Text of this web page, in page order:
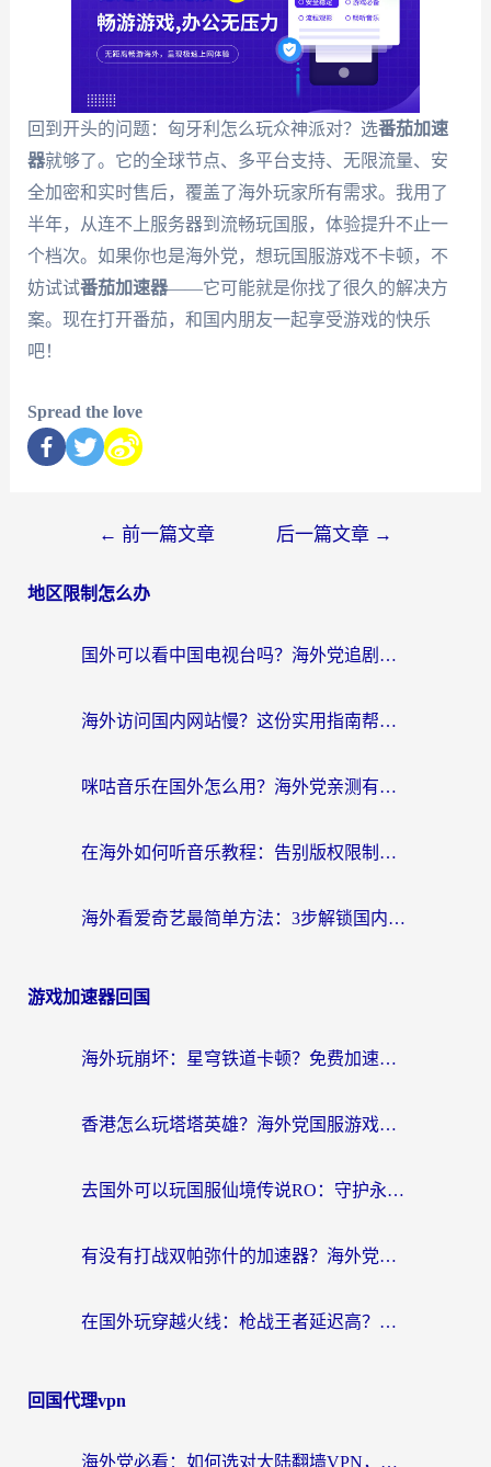
回到开头的问题：匈牙利怎么玩众神派对？选番茄加速
器就够了。它的全球节点、多平台支持、无限流量、安
全加密和实时售后，覆盖了海外玩家所有需求。我用了
半年，从连不上服务器到流畅玩国服，体验提升不止一
个档次。如果你也是海外党，想玩国服游戏不卡顿，不
妨试试番茄加速器——它可能就是你找了很久的解决方
案。现在打开番茄，和国内朋友一起享受游戏的快乐
吧！
Spread the love
← 前一篇文章 后一篇文章 →
地区限制怎么办
国外可以看中国电视台吗？海外党追剧看片的终极解决方案来了
海外访问国内网站慢？这份实用指南帮你无缝解锁国内资源（附加速器选择技巧）
咪咕音乐在国外怎么用？海外党亲测有效的回国加速器指南
在海外如何听音乐教程：告别版权限制，轻松听遍国内歌单
海外看爱奇艺最简单方法：3步解锁国内影音，留学生追剧不再卡
游戏加速器回国
海外玩崩坏：星穹铁道卡顿？免费加速器推荐+3款热门国服游戏流畅攻略
香港怎么玩塔塔英雄？海外党国服游戏加速避坑指南（附3个热门游戏实测）
去国外可以玩国服仙境传说RO：守护永恒的爱吗？海外党亲测的解决方案
有没有打战双帕弥什的加速器？海外党国服畅玩终极指南（附象棋链接失败解决+iOS免费选择）
在国外玩穿越火线：枪战王者延迟高？这份海外玩家终极指南帮你解决卡顿烦恼
回国代理vpn
海外党必看：如何选对大陆翻墙VPN，实现国内资源无缝访问？